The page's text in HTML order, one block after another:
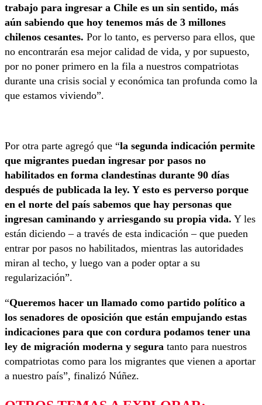
trabajo para ingresar a Chile es un sin sentido, más
aún sabiendo que hoy tenemos más de 3 millones
chilenos cesantes. Por lo tanto, es perverso para ellos, que
no encontrarán esa mejor calidad de vida, y por supuesto,
por no poner primero en la fila a nuestros compatriotas
durante una crisis social y económica tan profunda como la
que estamos viviendo”.
Por otra parte agregó que “la segunda indicación permite
que migrantes puedan ingresar por pasos no
habilitados en forma clandestinas durante 90 días
después de publicada la ley. Y esto es perverso porque
en el norte del país sabemos que hay personas que
ingresan caminando y arriesgando su propia vida. Y les
están diciendo – a través de esta indicación – que pueden
entrar por pasos no habilitados, mientras las autoridades
miran al techo, y luego van a poder optar a su
regularización”.
“Queremos hacer un llamado como partido político a
los senadores de oposición que están empujando estas
indicaciones para que con cordura podamos tener una
ley de migración moderna y segura tanto para nuestros
compatriotas como para los migrantes que vienen a aportar
a nuestro país”, finalizó Núñez.